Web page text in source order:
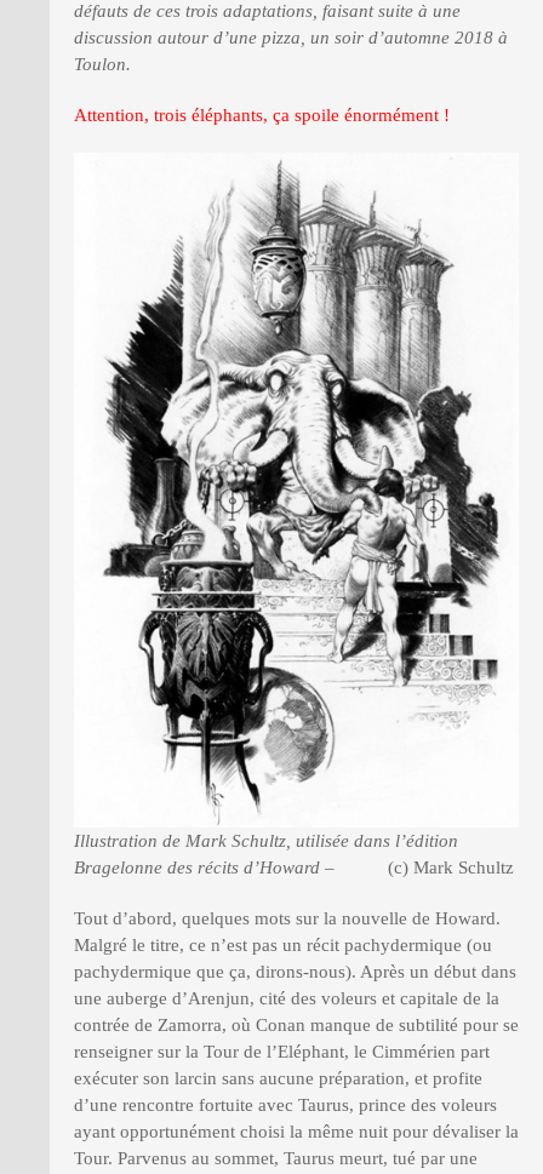
défauts de ces trois adaptations, faisant suite à une
discussion autour d’une pizza, un soir d’automne 2018 à
Toulon.
Attention, trois éléphants, ça spoile énormément !
Illustration de Mark Schultz, utilisée dans l’édition
Bragelonne des récits d’Howard –
(c) Mark Schultz
Tout d’abord, quelques mots sur la nouvelle de Howard.
Malgré le titre, ce n’est pas un récit pachydermique (ou
pachydermique que ça, dirons-nous). Après un début dans
une auberge d’Arenjun, cité des voleurs et capitale de la
contrée de Zamorra, où Conan manque de subtilité pour se
renseigner sur la Tour de l’Eléphant, le Cimmérien part
exécuter son larcin sans aucune préparation, et profite
d’une rencontre fortuite avec Taurus, prince des voleurs
ayant opportunément choisi la même nuit pour dévaliser la
Tour. Parvenus au sommet, Taurus meurt, tué par une